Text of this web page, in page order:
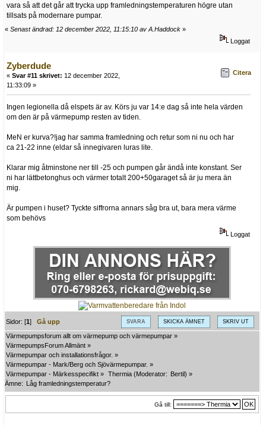
vara så att det går att trycka upp framledningstemperaturen högre utan
tillsats på modernare pumpar.
« Senast ändrad: 12 december 2022, 11:15:10 av A.Haddock »
Loggat
Zyberdude
« Svar #11 skrivet: 12 december 2022,
11:33:09 »
Citera
Ingen legionella då elspets är av. Körs ju var 14:e dag så inte hela värden
om den är på värmepump resten av tiden.
MeN er kurva?!jag har samma framledning och retur som ni nu och har
ca 21-22 inne (eldar så innegivaren luras lite.
Klarar mig åtminstone ner till -25 och pumpen går ändå inte konstant. Ser
ni har lättbetonghus och värmer totalt 200+50garaget så är ju mera än
mig.
Är pumpen i huset? Tyckte siffrorna annars såg bra ut, bara mera värme
som behövs
Loggat
SVARA SKICKA ÄMNET SKRIV UT
Sidor: [1]Gå upp
Värmepumpsforum allt om värmepump och värmepumpar »
VärmepumpsForum Allmänt »
Värmepumpar och installationsfrågor. »
Värmepumpar - Mark/Berg och Sjövärmepumpar. »
Värmepumpar - Märkesspecifikt » Thermia (Moderator: Bertil) »
Ämne: Låg framledningstemperatur?
Gå till: